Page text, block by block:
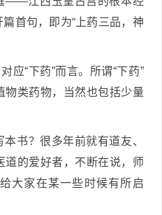
首句，即为“上药三品，神
“下药”而言。所谓“下药”
物类药物，当然也包括少量
书？很多年前就有道友、
道的爱好者，不断在说，师
大家在某一些时候有所启